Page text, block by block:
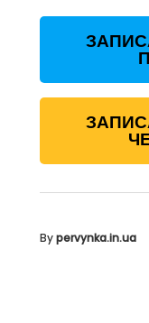
Bypervynka.in.ua